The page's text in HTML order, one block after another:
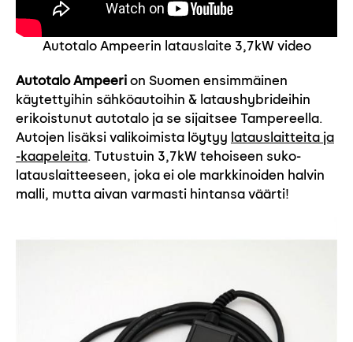
Autotalo Ampeerin latauslaite 3,7kW video
Autotalo Ampeeri on Suomen ensimmäinen
käytettyihin sähköautoihin & lataushybrideihin
erikoistunut autotalo ja se sijaitsee Tampereella.
Autojen lisäksi valikoimista löytyy latauslaitteita ja
-kaapeleita. Tutustuin 3,7kW tehoiseen suko-
latauslaitteeseen, joka ei ole markkinoiden halvin
malli, mutta aivan varmasti hintansa väärti!